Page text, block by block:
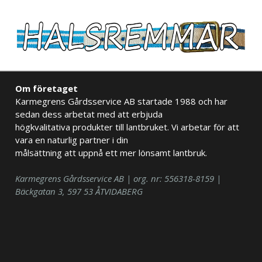
Om företaget
Karmegrens Gårdsservice AB startade 1988 och har
sedan dess arbetat med att erbjuda
högkvalitativa produkter till lantbruket. Vi arbetar för att
vara en naturlig partner i din
målsättning att uppnå ett mer lönsamt lantbruk.
Karmegrens Gårdsservice AB | org. nr: 556318-8159 |
Bäckgatan 3, 597 53 ÅTVIDABERG